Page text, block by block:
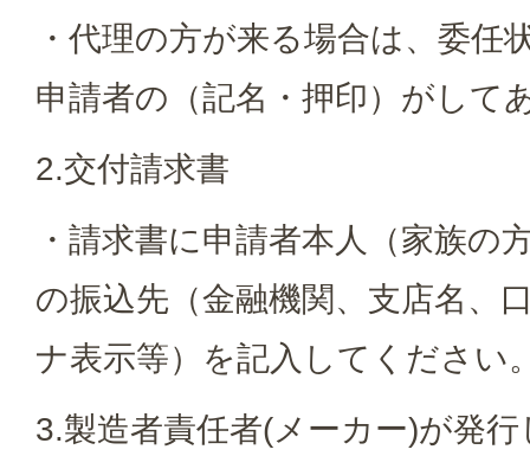
・代理の方が来る場合は、委任
申請者の（記名・押印）がして
2.交付請求書
・請求書に申請者本人（家族の
の振込先（金融機関、支店名、
ナ表示等）を記入してください
3.製造者責任者(メーカー)が発